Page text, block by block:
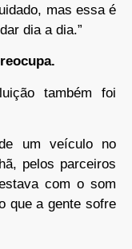
mas essa é
dia a dia.”
também foi
um veículo no
pelos parceiros
com o som
que a gente sofre